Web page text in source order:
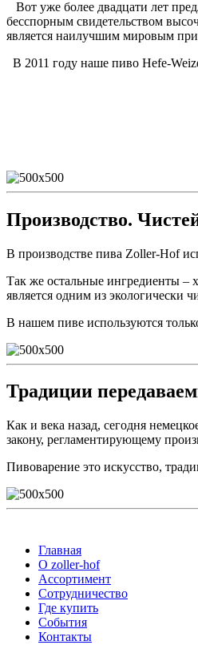
Вот уже более двадцати лет
бесспорным свидетельством
является наилучшим мировым
В 2011 году наше пиво Hefe-
Производство.
В производстве пива Zoller-Hof
Так же остальные ингредиенты –
является одним из
В нашем пиве используются
Традиции
Как и века назад, сегодня
закону, регламентирующему
Пивоварение это искусство,
Главная
О zoller-hof
Ассортимент
Сотрудничество
Где купить
Cобытия
Контакты